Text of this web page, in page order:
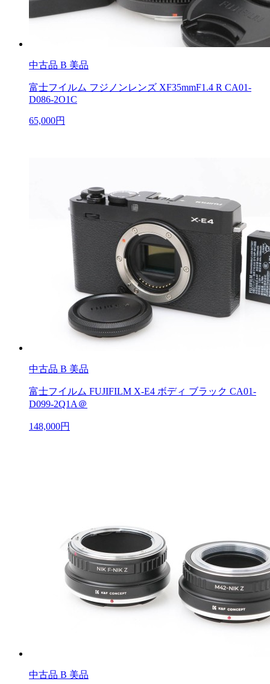
中古品 B 美品
富士フイルム フジノンレンズ XF35mmF1.4 R CA01-
D086-2O1C
65,000円
中古品 B 美品
富士フイルム FUJIFILM X-E4 ボディ ブラック CA01-
D099-2Q1A＠
148,000円
中古品 B 美品